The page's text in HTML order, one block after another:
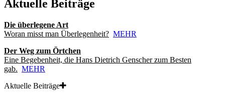
Aktuelle Beiträge
Die überlegene Art
Woran misst man Überlegenheit? MEHR
Der Weg zum Örtchen
Eine Begebenheit, die Hans Dietrich Genscher zum Besten
gab. MEHR
Aktuelle Beiträge